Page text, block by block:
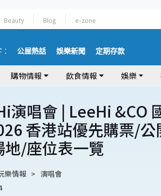
Beauty Blog e-zone
公屋熱話 娛樂新聞 定期存款
購物情報 飲食情報 娛樂
演唱會 | LeeHi &CO
香港站優先購票/
/座位表一覽
樂情報
演唱會